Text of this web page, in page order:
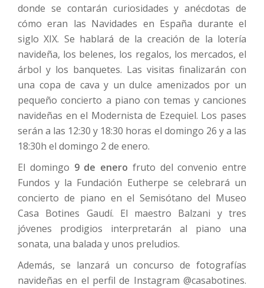
donde se contarán curiosidades y anécdotas de
cómo eran las Navidades en España durante el
siglo XIX. Se hablará de la creación de la lotería
navideña, los belenes, los regalos, los mercados, el
árbol y los banquetes. Las visitas finalizarán con
una copa de cava y un dulce amenizados por un
pequeño concierto a piano con temas y canciones
navideñas en el Modernista de Ezequiel. Los pases
serán a las 12:30 y 18:30 horas el domingo 26 y a las
18:30h el domingo 2 de enero.
El domingo 9 de enero fruto del convenio entre
Fundos y la Fundación Eutherpe se celebrará un
concierto de piano en el Semisótano del Museo
Casa Botines Gaudí. El maestro Balzani y tres
jóvenes prodigios interpretarán al piano una
sonata, una balada y unos preludios.
Además, se lanzará un concurso de fotografías
navideñas en el perfil de Instagram @casabotines.